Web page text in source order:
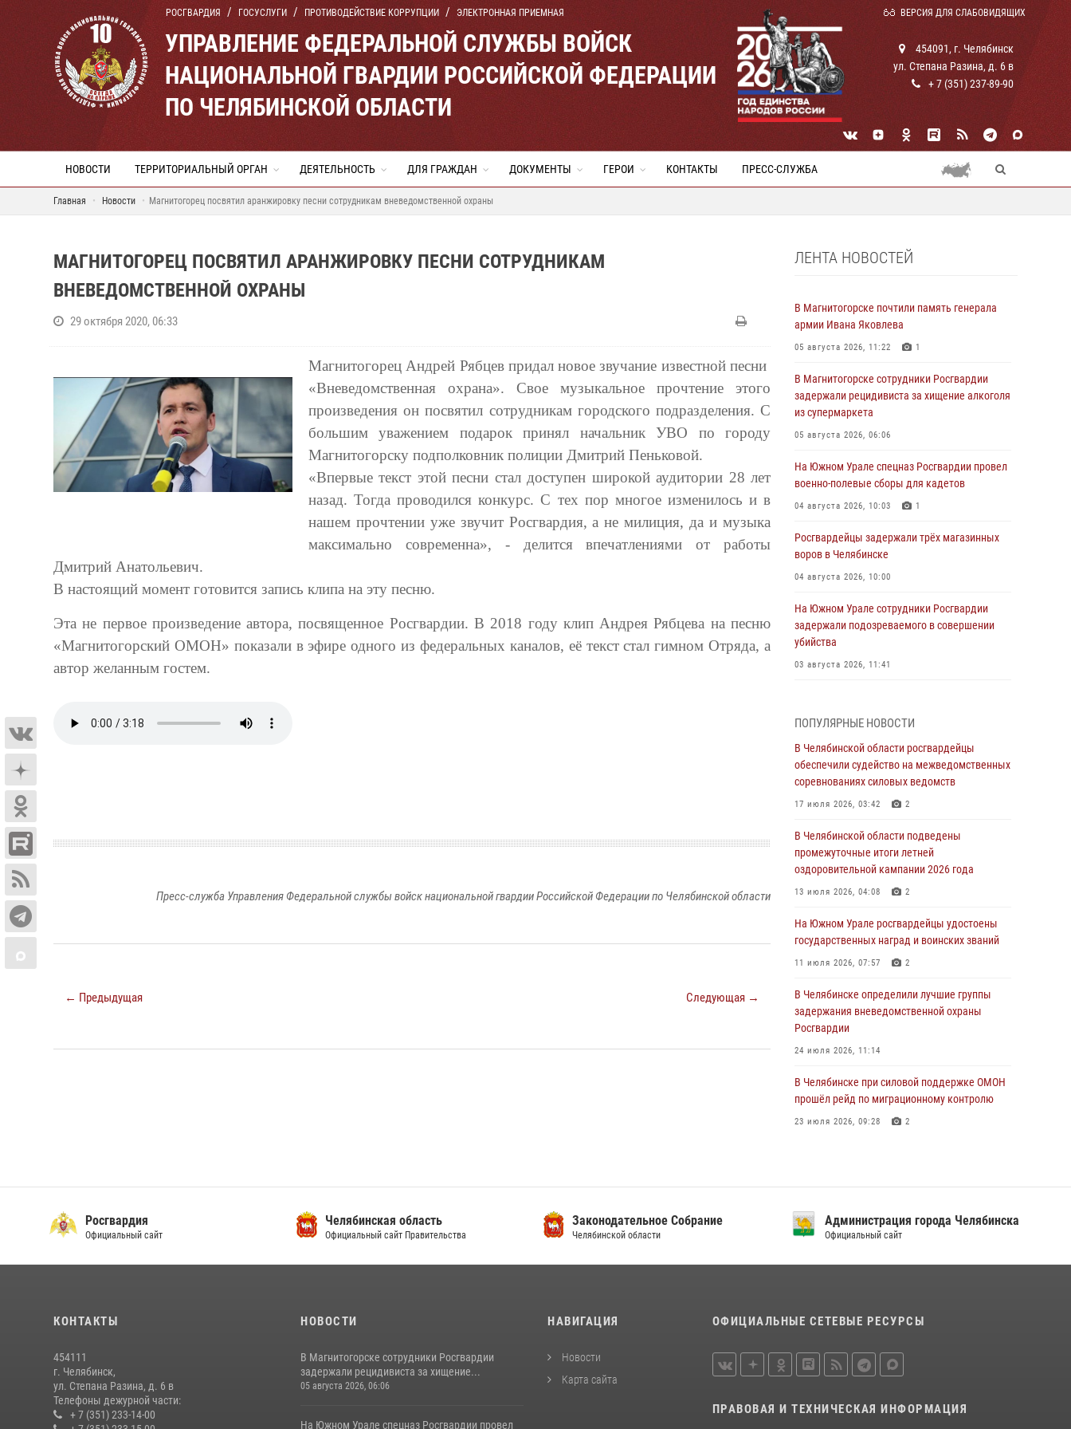
РОСГВАРДИЯ ГОСУСЛУГИ ПРОТИВОДЕЙСТВИЕ КОРРУПЦИИ ЭЛЕКТРОННАЯ ПРИЕМНАЯ ВЕРСИЯ ДЛЯ СЛАБОВИДЯЩИХ
УПРАВЛЕНИЕ ФЕДЕРАЛЬНОЙ СЛУЖБЫ ВОЙСК
НАЦИОНАЛЬНОЙ ГВАРДИИ РОССИЙСКОЙ ФЕДЕРАЦИИ
ПО ЧЕЛЯБИНСКОЙ ОБЛАСТИ
454091, г. Челябинск
ул. Степана Разина, д. 6 в
+ 7 (351) 237-89-90
НОВОСТИ ТЕРРИТОРИАЛЬНЫЙ ОРГАН ДЕЯТЕЛЬНОСТЬ ДЛЯ ГРАЖДАН ДОКУМЕНТЫ ГЕРОИ КОНТАКТЫ ПРЕСС-СЛУЖБА
Главная Новости Магнитогорец посвятил аранжировку песни сотрудникам вневедомственной охраны
МАГНИТОГОРЕЦ ПОСВЯТИЛ АРАНЖИРОВКУ ПЕСНИ СОТРУДНИКАМ
ВНЕВЕДОМСТВЕННОЙ ОХРАНЫ
29 октября 2020, 06:33
Магнитогорец Андрей Рябцев придал новое звучание известной песни
«Вневедомственная охрана». Свое музыкальное прочтение этого
произведения он посвятил сотрудникам городского подразделения. С
большим уважением подарок принял начальник УВО по городу
Магнитогорску подполковник полиции Дмитрий Пеньковой.
«Впервые текст этой песни стал доступен широкой аудитории 28 лет
назад. Тогда проводился конкурс. С тех пор многое изменилось и в
нашем прочтении уже звучит Росгвардия, а не милиция, да и музыка
максимально современна», - делится впечатлениями от работы
Дмитрий Анатольевич.
В настоящий момент готовится запись клипа на эту песню.
Эта не первое произведение автора, посвященное Росгвардии. В 2018 году клип Андрея Рябцева на песню
«Магнитогорский ОМОН» показали в эфире одного из федеральных каналов, её текст стал гимном Отряда, а
автор желанным гостем.
Пресс-служба Управления Федеральной службы войск национальной гвардии Российской Федерации по Челябинской области
← Предыдущая Следующая →
ЛЕНТА НОВОСТЕЙ
В Магнитогорске почтили память генерала
армии Ивана Яковлева
05 августа 2026, 11:22 1
В Магнитогорске сотрудники Росгвардии
задержали рецидивиста за хищение алкоголя
из супермаркета
05 августа 2026, 06:06
На Южном Урале спецназ Росгвардии провел
военно-полевые сборы для кадетов
04 августа 2026, 10:03 1
Росгвардейцы задержали трёх магазинных
воров в Челябинске
04 августа 2026, 10:00
На Южном Урале сотрудники Росгвардии
задержали подозреваемого в совершении
убийства
03 августа 2026, 11:41
грабеже
03 августа 2026, 11:25
Росгвардейцы обеспечили безопасность
празднования Дня ВДВ на Южном Урале
Авиация Росгвардии совершила более 250
санитарных вылетов в Донецкой Народной
Республике
Росгвардия обеспечивает безопасность
граждан на южном направлении
В Уральском округе Росгвардии состоялось
заседание оперативного штаба
30 июля 2026, 10:53
ПОПУЛЯРНЫЕ НОВОСТИ
В Челябинской области росгвардейцы
обеспечили судейство на межведомственных
соревнованиях силовых ведомств
17 июля 2026, 03:42 2
В Челябинской области подведены
промежуточные итоги летней
оздоровительной кампании 2026 года
13 июля 2026, 04:08 2
На Южном Урале росгвардейцы удостоены
государственных наград и воинских званий
11 июля 2026, 07:57 2
В Челябинске определили лучшие группы
задержания вневедомственной охраны
Росгвардии
24 июля 2026, 11:14
В Челябинске при силовой поддержке ОМОН
прошёл рейд по миграционному контролю
23 июля 2026, 09:28 2
скорой помощи
14 июля 2026, 12:16
В Челябинске росгвардейцы обсудили с
По горячим следам задержали
челябинские росгвардейцы
На Южном Урале продолжается акция
Росгвардия
Официальный сайт
Челябинская область
Официальный сайт Правительства
Законодательное Собрание
Челябинской области
Администрация города Челябинска
Официальный сайт
КОНТАКТЫ
454111
г. Челябинск,
ул. Степана Разина, д. 6 в
Телефоны дежурной части:
+ 7 (351) 233-14-00
НОВОСТИ
В Магнитогорске сотрудники Росгвардии
задержали рецидивиста за хищение...
05 августа 2026, 06:06
На Южном Урале спецназ Росгвардии провел
НАВИГАЦИЯ
Новости
Карта сайта
ОФИЦИАЛЬНЫЕ СЕТЕВЫЕ РЕСУРСЫ
ПРАВОВАЯ И ТЕХНИЧЕСКАЯ ИНФОРМАЦИЯ